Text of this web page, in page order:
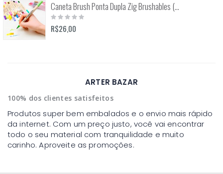
Caneta Brush Ponta Dupla Zig Brushables (Kuretake)
Rating:
0%
R$26,00
ARTER BAZAR
100% dos clientes satisfeitos
Produtos super bem embalados e o envio mais rápido
da internet. Com um preço justo, você vai encontrar
todo o seu material com tranquilidade e muito
carinho. Aproveite as promoções.